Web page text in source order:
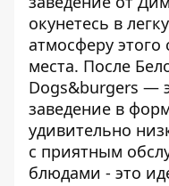
окунетесь в
атмосферу этого
места. После
Dogs&burgers —
заведение в
удивительно
с приятным
блюдами - это